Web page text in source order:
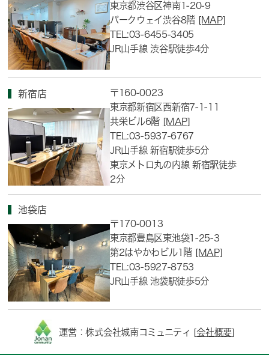
東京都渋谷区神南1-20-9
パークウェイ渋谷8階 [MAP]
TEL:03-6455-3405
JR山手線 渋谷駅徒歩4分
新宿店
〒160-0023
東京都新宿区西新宿7-1-11
共栄ビル6階 [MAP]
TEL:03-5937-6767
JR山手線 新宿駅徒歩5分
東京メトロ丸の内線 新宿駅徒歩
2分
池袋店
〒170-0013
東京都豊島区東池袋1-25-3
第2はやかわビル1階 [MAP]
TEL:03-5927-8753
JR山手線 池袋駅徒歩5分
運営：株式会社城南コミュニティ [会社概要]